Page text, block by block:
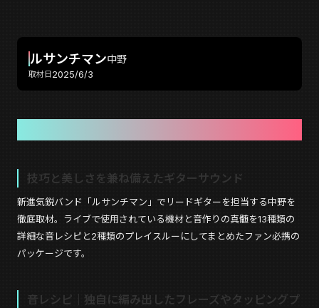
ルサンチマン中野
取材日 2025/6/3
技巧と美しさを兼ね備えたギターサウンド
新進気鋭バンド「ルサンチマン」でリードギターを担当する中野を
徹底取材。ライブで使用されている機材と音作りの真髄を13種類の
詳細な音レシピと2種類のプレイスルーにしてまとめたファン必携の
パッケージです。
音レシピ｜独自に編み出したフレーズやタッピングプ